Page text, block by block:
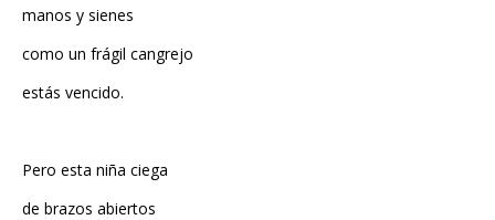
manos y sienes
como un frágil cangrejo
estás vencido.
Pero esta niña ciega
de brazos abiertos